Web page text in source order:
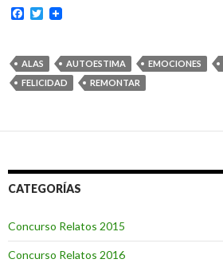
F
b
o
o
T
e
r
ALAS AUTOESTIMA EMOCIONES
FELICIDAD
REMONTAR
CATEGORÍAS
Concurso Relatos 2015
Concurso Relatos 2016